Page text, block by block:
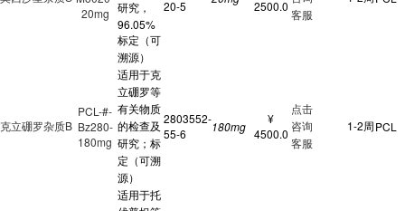
20mg 研究，
96.05%
标定（可
溯源）
20-5
2500.0
客服
克立硼罗杂质B
PCL-#-
Bz280-
180mg
适用于克
立硼罗等
有关物质
的检查及
研究；标
定（可溯
源）
2803552-
55-6
180mg
¥
4500.0
点击
咨询
客服
1-2周PCL
适用于托